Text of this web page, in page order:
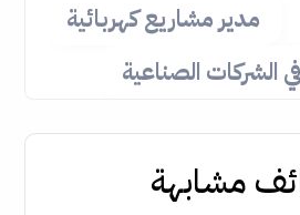
مدير مشاريع كهربائية
الشركات الصناعية
مشابهة